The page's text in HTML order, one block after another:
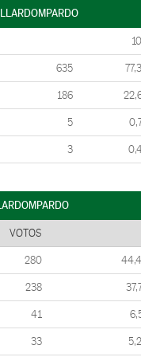
635
186
5
3
VOTOS
280
238
41
33